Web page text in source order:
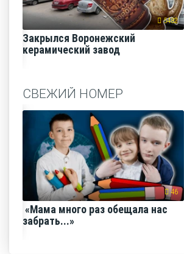
5482
Закрылся Воронежский
керамический завод
СВЕЖИЙ НОМЕР
46
«Мама много раз обещала нас
забрать...»